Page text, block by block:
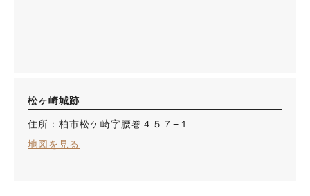
松ヶ崎城跡
住所：柏市松ケ崎字腰巻４５７−１
地図を見る